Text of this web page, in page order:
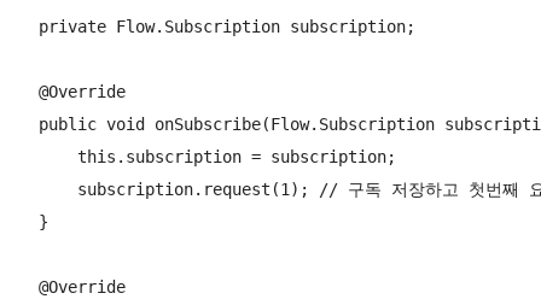
    private Flow.Subscription subscription;
    @Override
public void onSubscribe(Flow.Subscription
        this.subscription = subscription;
subscription.request(1); // 구독 저장하고 첫번째
    }
    @Override